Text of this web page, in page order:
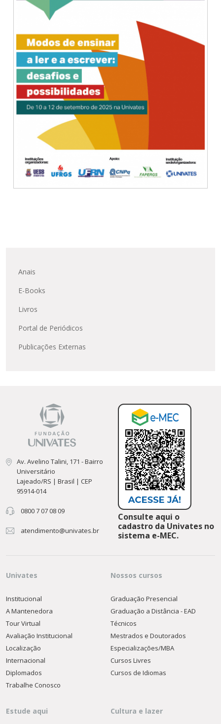
Anais
E-Books
Livros
Portal de Periódicos
Publicações Externas
Av. Avelino Talini, 171 - Bairro
Universitário
Lajeado/RS | Brasil | CEP
95914-014
0800 7 07 08 09
atendimento@univates.br
Consulte aqui o
cadastro da Univates no
sistema e-MEC.
Univates
Institucional
A Mantenedora
Tour Virtual
Avaliação Institucional
Localização
Internacional
Diplomados
Trabalhe Conosco
Nossos cursos
Graduação Presencial
Graduação a Distância - EAD
Técnicos
Mestrados e Doutorados
Especializações/MBA
Cursos Livres
Cursos de Idiomas
Estude aqui Cultura e lazer